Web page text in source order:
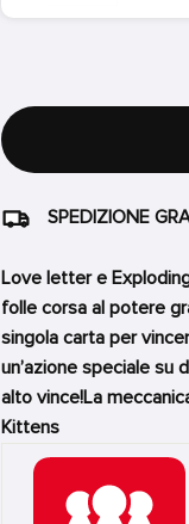
SPEDIZIONE
Love letter e
folle corsa al potere
singola carta per
un’azione speciale su
alto vince!La
Kittens